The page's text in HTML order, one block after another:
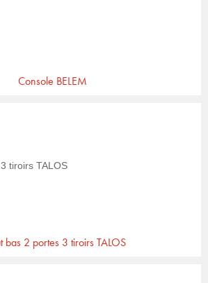
Console BELEM
bas 2 portes 3 tiroirs TALOS